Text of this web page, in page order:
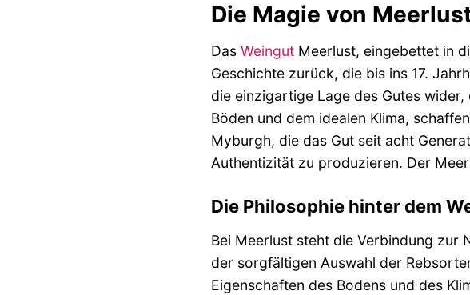
Die Magie von
Das WeingutMeerlust, eingebettet in
Geschichte zurück, die bis ins 17.
die einzigartige Lage des Gutes
Böden und dem idealen Klima,
Myburgh, die das Gut seit acht
Authentizität zu produzieren. Der
Die Philosophie hinter dem
Bei Meerlust steht die Verbindung zur
der sorgfältigen Auswahl der
Eigenschaften des Bodens und des